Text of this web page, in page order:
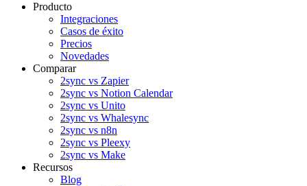
Producto
Integraciones
Casos de éxito
Precios
Novedades
Comparar
2sync vs Zapier
2sync vs Notion Calendar
2sync vs Unito
2sync vs Whalesync
2sync vs n8n
2sync vs Pleexy
2sync vs Make
Recursos
Blog